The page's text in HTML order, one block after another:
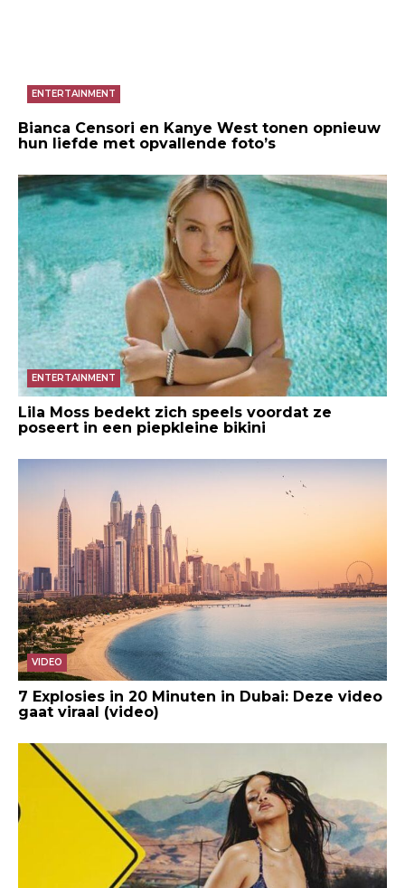
ENTERTAINMENT
Bianca Censori en Kanye West tonen opnieuw
hun liefde met opvallende foto’s
ENTERTAINMENT
Lila Moss bedekt zich speels voordat ze
poseert in een piepkleine bikini
VIDEO
7 Explosies in 20 Minuten in Dubai: Deze video
gaat viraal (video)